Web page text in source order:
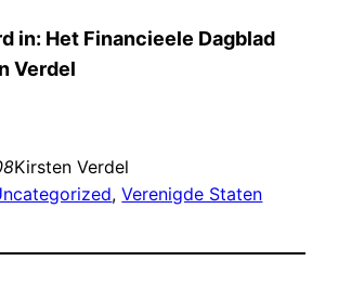
in: Het Financieele Dagblad
Verdel
Kirsten Verdel
, Verenigde Staten